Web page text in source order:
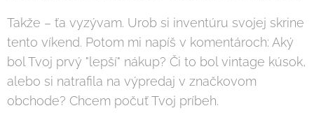
Takže – ťa vyzývam. Urob si inventúru svojej skrine
tento víkend. Potom mi napíš v komentároch: Aký
bol Tvoj prvý "lepší" nákup? Či to bol vintage kúsok,
alebo si natrafila na výpredaj v značkovom
obchode? Chcem počuť Tvoj príbeh.